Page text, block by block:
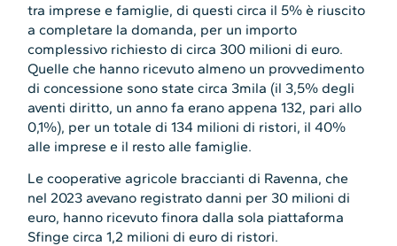
tra imprese e famiglie, di questi circa il 5% è riuscito
a completare la domanda, per un importo
complessivo richiesto di circa 300 milioni di euro.
Quelle che hanno ricevuto almeno un provvedimento
di concessione sono state circa 3mila (il 3,5% degli
aventi diritto, un anno fa erano appena 132, pari allo
0,1%), per un totale di 134 milioni di ristori, il 40%
alle imprese e il resto alle famiglie.
Le cooperative agricole braccianti di Ravenna, che
nel 2023 avevano registrato danni per 30 milioni di
euro, hanno ricevuto finora dalla sola piattaforma
Sfinge circa 1,2 milioni di euro di ristori.